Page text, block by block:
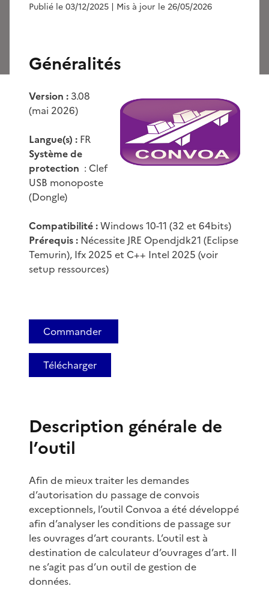
Publié le 03/12/2025 | Mis à jour le 26/05/2026
Généralités
Version : 3.08
(mai 2026)
Langue(s) : FR
Système de
protection : Clef
USB monoposte
(Dongle)
Compatibilité :Windows 10-11 (32 et 64bits)
Prérequis : Nécessite JRE Opendjdk21 (Eclipse
Temurin), Ifx 2025 et C++ Intel 2025 (voir
setup ressources)
Commander
Télécharger
Description générale de
l’outil
Afin de mieux traiter les demandes
d’autorisation du passage de convois
exceptionnels, l’outil Convoa a été développé
afin d’analyser les conditions de passage sur
les ouvrages d’art courants. L’outil est à
destination de calculateur d’ouvrages d’art. Il
ne s’agit pas d’un outil de gestion de
données.